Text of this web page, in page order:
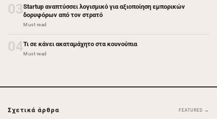
03Startup αναπτύσσει λογισμικό για αξιοποίηση εμπορικών
δορυφόρων από τον στρατό
Must read
04Τι σε κάνει ακαταμάχητο στα κουνούπια
Must read
Σχετικά άρθρα FEATURED →